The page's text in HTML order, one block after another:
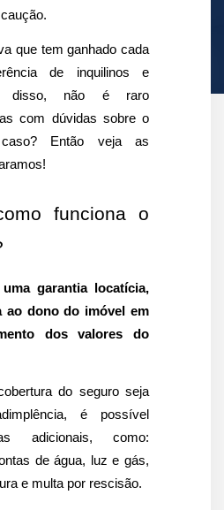
que tem ganhado cada
de inquilinos e
disso, não é raro
com dúvidas sobre o
Então veja as
funciona o
garantia locatícia,
ao dono do imóvel em
dos valores do
do seguro seja
é possível
adicionais, como:
de água, luz e gás,
e multa por rescisão.